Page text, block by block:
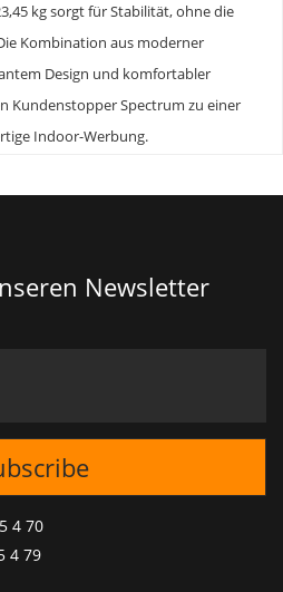
kg sorgt für Stabilität, ohne die
Kombination aus moderner
Design und komfortabler
Kundenstopper Spectrum zu einer
Indoor-Werbung.
Newsletter
4 70
4 79